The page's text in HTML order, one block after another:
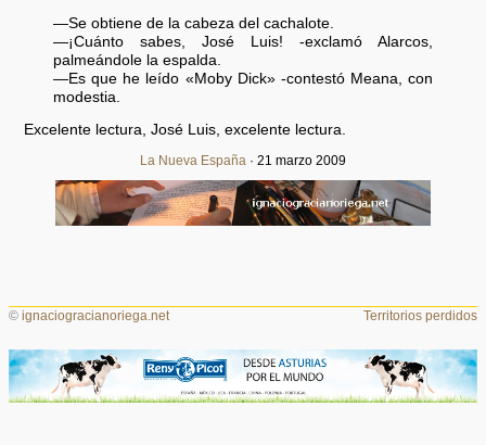
—Se obtiene de la cabeza del cachalote.
—¡Cuánto sabes, José Luis! -exclamó Alarcos,
palmeándole la espalda.
—Es que he leído «Moby Dick» -contestó Meana, con
modestia.
Excelente lectura, José Luis, excelente lectura.
La Nueva España · 21 marzo 2009
©ignaciogracianoriega.net Territorios perdidos